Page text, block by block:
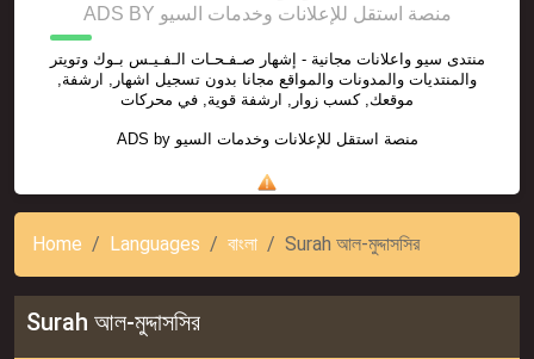
ADS BY منصة استقل للإعلانات وخدمات السيو
منتدى سيو واعلانات مجانية - إشهار صـفـحـات الـفـيـس بـوك وتويتر
والمنتديات والمدونات والمواقع مجانا بدون تسجيل اشهار, ارشفة,
موقعك, كسب زوار, ارشفة قوية, في محركات
ADS by منصة استقل للإعلانات وخدمات السيو
Home Languages বাংলা Surah আল-মুদ্দাসসির
Surah আল-মুদ্দাসসির